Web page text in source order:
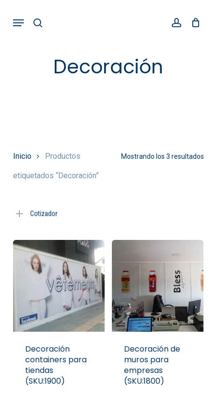
account
Menu
Decoración
Mostrando los 3 resultados
Inicio Productos
etiquetados “Decoración”
Cotizador
Decoración
containers para
tiendas
(SKU:1900)
Decoración de
muros para
empresas
(SKU:1800)